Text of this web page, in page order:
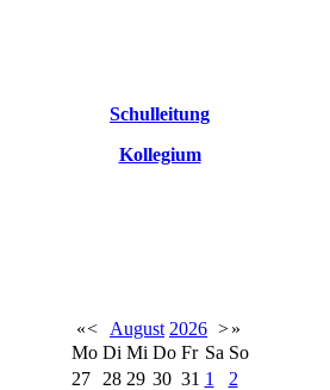
Schulleitung
Kollegium
«< August 2026 >»
Mo Di Mi Do Fr Sa So
27
28 29 30 31 1
2